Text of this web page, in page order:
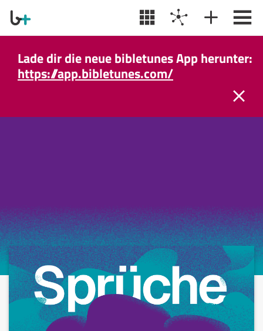
Lade dir die neue bibletunes App herunter:
https://app.bibletunes.com/